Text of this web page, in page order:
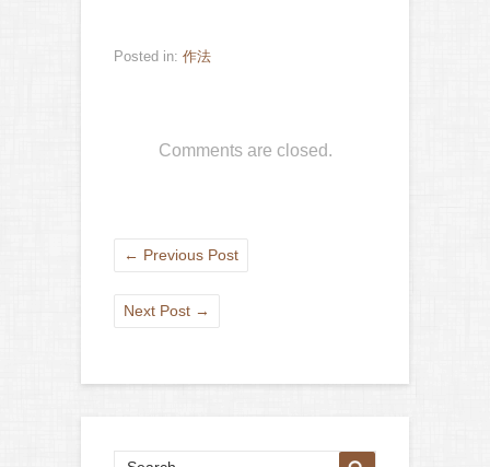
Posted in: 作法
Comments are closed.
← Previous Post
Next Post →